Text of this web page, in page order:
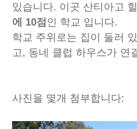
있습니다. 이곳 산티아고
에 10점 인 학교 입니다.
학교 주위로는 집이 둘러
고, 동네 클럽 하우스가 연
사진을 몇개 첨부합니다: